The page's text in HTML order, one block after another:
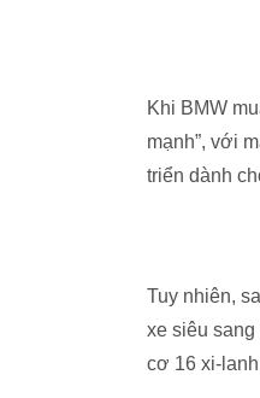
Khi BMW
mạnh”, với
triển dành
Tuy nhiên,
xe siêu
cơ 16 xi-